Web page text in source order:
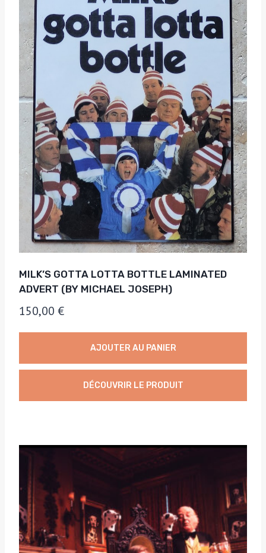
MILK’S GOTTA LOTTA BOTTLE LAMINATED
ADVERT (BY MICHAEL JOSEPH)
150,00 €
AJOUTER AU PANIER
DÉCOUVRIR LE PRODUIT